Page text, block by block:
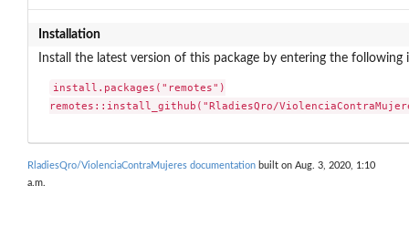
Installation
Install the latest version of this package by entering the following
install.packages("remotes")
remotes::install_github("RladiesQro/
RladiesQro/ViolenciaContraMujeres documentation built on Aug. 3, 2020, 1:10
a.m.